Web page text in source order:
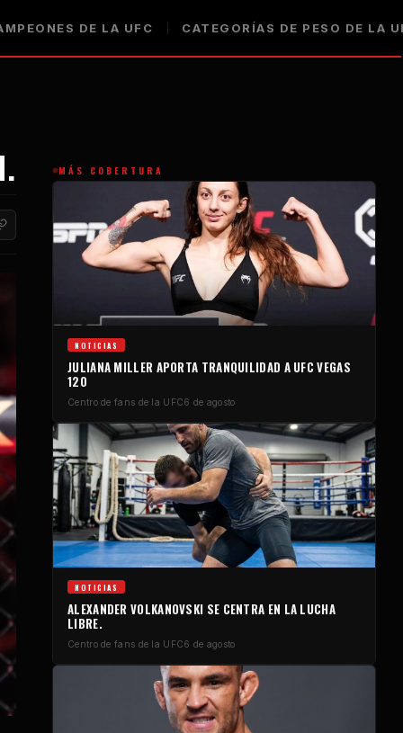
DE LA UFC CATEGORÍAS DE PESO DE LA
MÁS COBERTURA
NOTICIAS
JULIANA MILLER APORTA TRANQUILIDAD A UFC VEGAS
120
Centro de fans de la UFC6 de agosto
NOTICIAS
ALEXANDER VOLKANOVSKI SE CENTRA EN LA LUCHA
LIBRE.
Centro de fans de la UFC6 de agosto